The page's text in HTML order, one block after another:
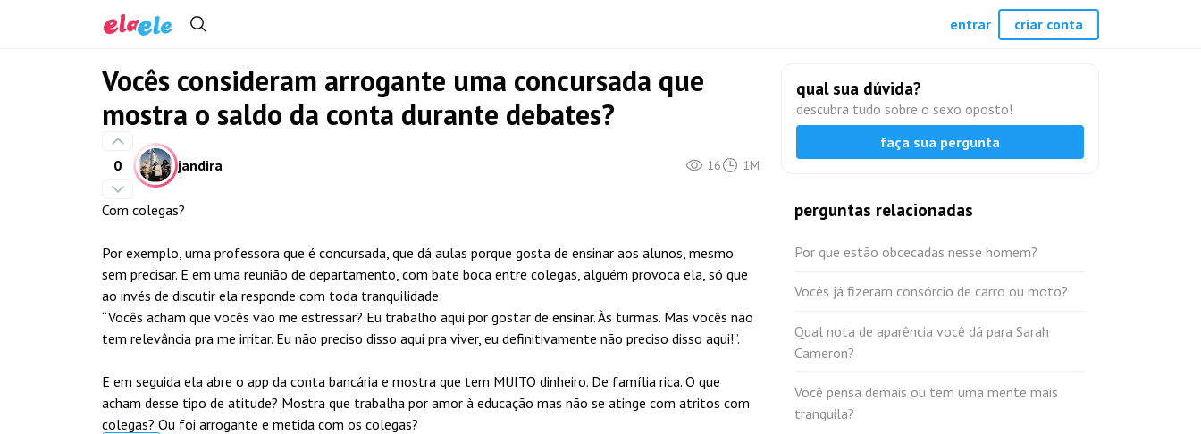
Vocês consideram arrogante uma concursada que
mostra o saldo da conta durante debates?
0 jandira 16 1M
Com colegas?
Por exemplo, uma professora que é concursada, que dá aulas porque gosta de ensinar aos alunos, mesmo
sem precisar. E em uma reunião de departamento, com bate boca entre colegas, alguém provoca ela, só que
ao invés de discutir ela responde com toda tranquilidade:
“Vocês acham que vocês vão me estressar? Eu trabalho aqui por gostar de ensinar. Às turmas. Mas vocês não
tem relevância pra me irritar. Eu não preciso disso aqui pra viver, eu definitivamente não preciso disso aqui!”.
E em seguida ela abre o app da conta bancária e mostra que tem MUITO dinheiro. De família rica. O que
acham desse tipo de atitude? Mostra que trabalha por amor à educação mas não se atinge com atritos com
colegas? Ou foi arrogante e metida com os colegas?
qual sua dúvida?
descubra tudo sobre o sexo oposto!
faça sua pergunta
perguntas relacionadas
Por que estão obcecadas nesse homem?
Vocês já fizeram consórcio de carro ou moto?
Qual nota de aparência você dá para Sarah
Cameron?
Você pensa demais ou tem uma mente mais
tranquila?
entrar criar conta